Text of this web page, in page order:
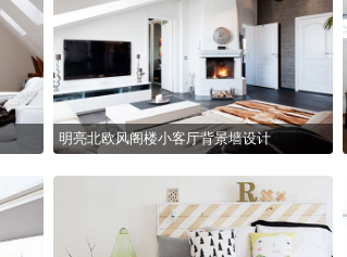
明亮北欧风阁楼小客厅背景墙设计